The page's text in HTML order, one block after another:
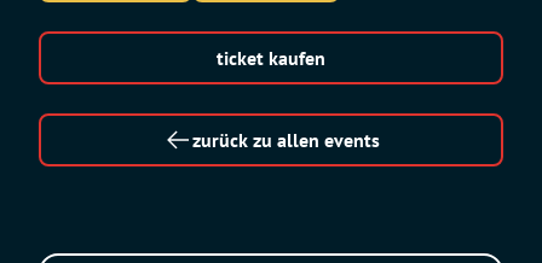
ticket kaufen
zurück zu allen events